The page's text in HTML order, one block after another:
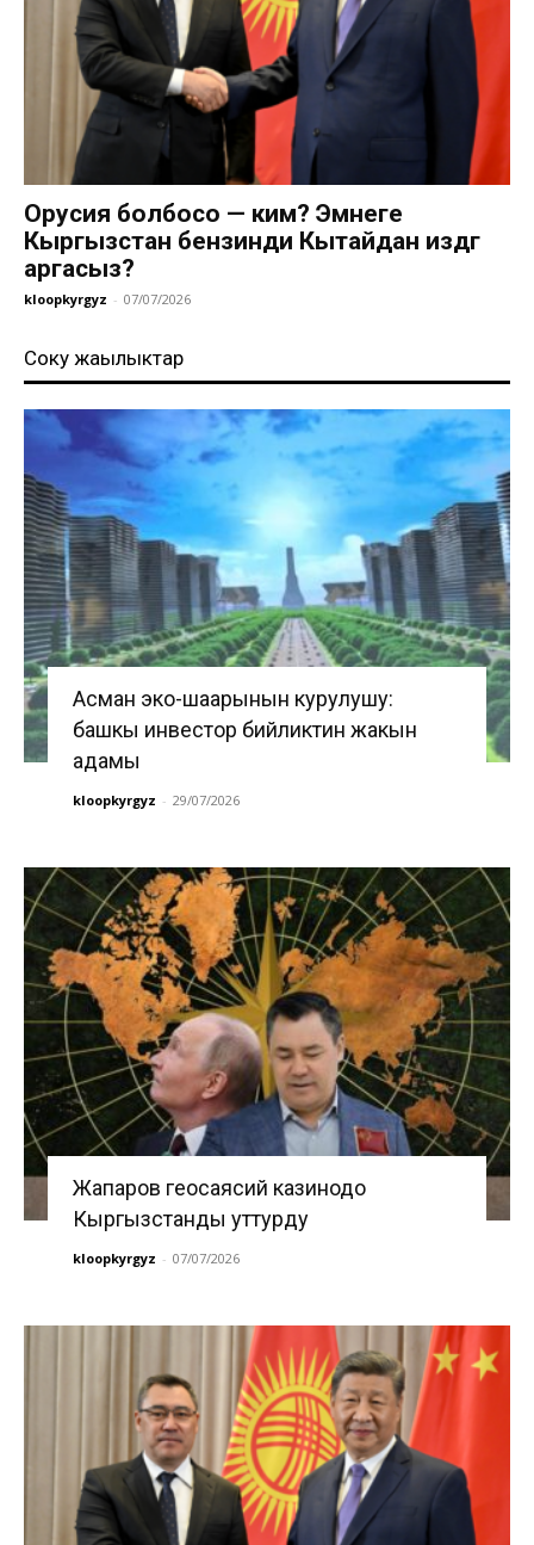
Орусия болбосо — ким? Эмнеге
Кыргызстан бензинди Кытайдан издөөгө
аргасыз?
kloopkyrgyz - 07/07/2026
Соңку жаңылыктар
Асман эко-шаарынын курулушу:
башкы инвестор бийликтин жакын
адамы
kloopkyrgyz - 29/07/2026
Жапаров геосаясий казинодо
Кыргызстанды уттурду
kloopkyrgyz - 07/07/2026